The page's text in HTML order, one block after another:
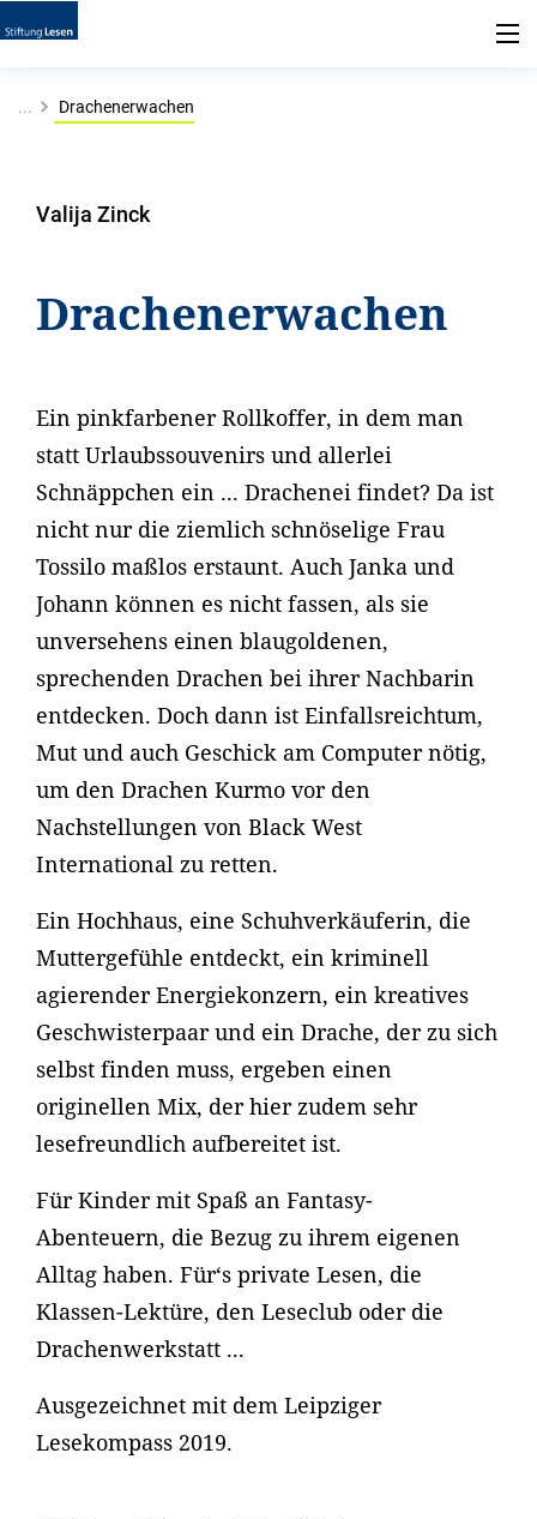
... Drachenerwachen
Valija Zinck
Drachenerwachen
Ein pinkfarbener Rollkoffer, in dem man
statt Urlaubssouvenirs und allerlei
Schnäppchen ein ... Drachenei findet? Da ist
nicht nur die ziemlich schnöselige Frau
Tossilo maßlos erstaunt. Auch Janka und
Johann können es nicht fassen, als sie
unversehens einen blaugoldenen,
sprechenden Drachen bei ihrer Nachbarin
entdecken. Doch dann ist Einfallsreichtum,
Mut und auch Geschick am Computer nötig,
um den Drachen Kurmo vor den
Nachstellungen von Black West
International zu retten.
Ein Hochhaus, eine Schuhverkäuferin, die
Muttergefühle entdeckt, ein kriminell
agierender Energiekonzern, ein kreatives
Geschwisterpaar und ein Drache, der zu sich
selbst finden muss, ergeben einen
originellen Mix, der hier zudem sehr
lesefreundlich aufbereitet ist.
Für Kinder mit Spaß an Fantasy-
Abenteuern, die Bezug zu ihrem eigenen
Alltag haben. Für‘s private Lesen, die
Klassen-Lektüre, den Leseclub oder die
Drachenwerkstatt ...
Ausgezeichnet mit dem Leipziger
Lesekompass 2019.